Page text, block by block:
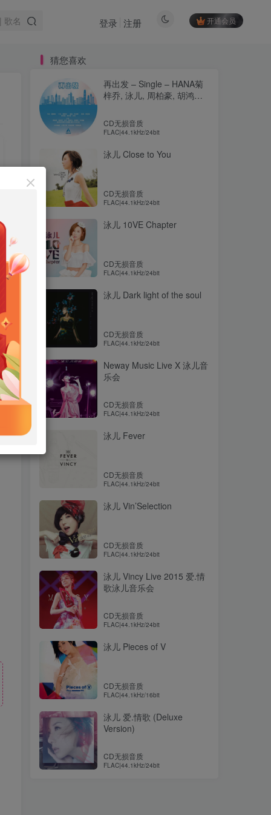
开通会员
登录 注册
猜您喜欢
再出发 – Single – HANA菊
梓乔, 泳儿, 周柏豪, 胡鸿钧,
青年合唱团
CD无损音质
FLAC|44.1kHz/24bit
泳儿 Close to You
CD无损音质
FLAC|44.1kHz/24bit
泳儿 10VE Chapter
CD无损音质
FLAC|44.1kHz/24bit
泳儿 Dark light of the soul
CD无损音质
FLAC|44.1kHz/24bit
Neway Music Live X 泳儿音
乐会
CD无损音质
FLAC|44.1kHz/24bit
泳儿 Fever
CD无损音质
FLAC|44.1kHz/24bit
泳儿 Vin’Selection
CD无损音质
FLAC|44.1kHz/24bit
泳儿 Vincy Live 2015 爱.情
歌泳儿音乐会
CD无损音质
FLAC|44.1kHz/24bit
泳儿 Pieces of V
CD无损音质
FLAC|44.1kHz/16bit
泳儿 爱.情歌 (Deluxe
Version)
CD无损音质
FLAC|44.1kHz/24bit